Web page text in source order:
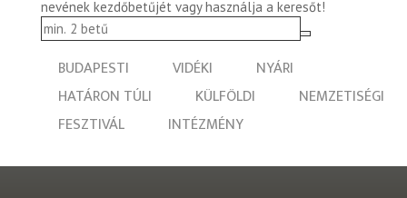
nevének kezdőbetűjét vagy használja a keresőt!
BUDAPESTI VIDÉKI
NYÁRI
HATÁRON TÚLI
KÜLFÖLDI
NEMZETISÉGI
FESZTIVÁL
INTÉZMÉNY